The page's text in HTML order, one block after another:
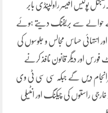
پولیس آفیسر راولپنڈی بابر
کے حوالے سے بریفنگ دیتے ہوئے
انتہائی حساس مجالس و جلوسوں کی
اور دیگر قانون نافذ کرنے
دیں گے جبکہ سی سی ٹی وی
راستوں کی چیکنگ اور انٹیلی